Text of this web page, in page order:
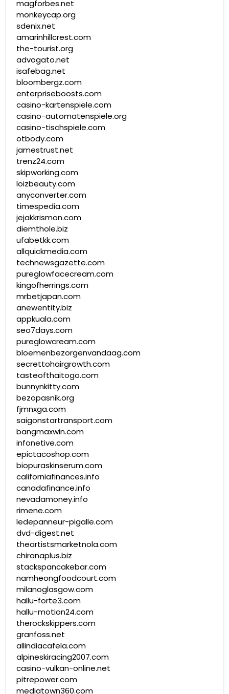
magforbes.net
monkeycap.org
sdenix.net
amarinhillcrest.com
the-tourist.org
advogato.net
isafebag.net
bloombergz.com
enterpriseboosts.com
casino-kartenspiele.com
casino-automatenspiele.org
casino-tischspiele.com
otbody.com
jamestrust.net
trenz24.com
skipworking.com
loizbeauty.com
anyconverter.com
timespedia.com
jejakkrismon.com
diemthole.biz
ufabetkk.com
allquickmedia.com
technewsgazette.com
pureglowfacecream.com
kingofherrings.com
mrbetjapan.com
anewentity.biz
appkuala.com
seo7days.com
pureglowcream.com
bloemenbezorgenvandaag.com
secrettohairgrowth.com
tasteofthaitogo.com
bunnynkitty.com
bezopasnik.org
fjmnxga.com
saigonstartransport.com
bangmaxwin.com
infonetive.com
epictacoshop.com
biopuraskinserum.com
californiafinances.info
canadafinance.info
nevadamoney.info
rimene.com
ledepanneur-pigalle.com
dvd-digest.net
theartistsmarketnola.com
chiranaplus.biz
stackspancakebar.com
namheongfoodcourt.com
milanoglasgow.com
hallu-forte3.com
hallu-motion24.com
therockskippers.com
granfoss.net
allindiacafela.com
alpineskiracing2007.com
casino-vulkan-online.net
pitrepower.com
mediatown360.com